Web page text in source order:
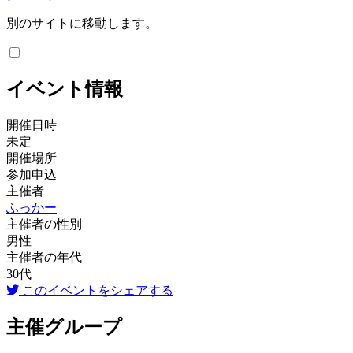
別のサイトに移動します。
イベント情報
開催日時
未定
開催場所
参加申込
主催者
ふっかー
主催者の性別
男性
主催者の年代
30代
このイベントをシェアする
主催グループ